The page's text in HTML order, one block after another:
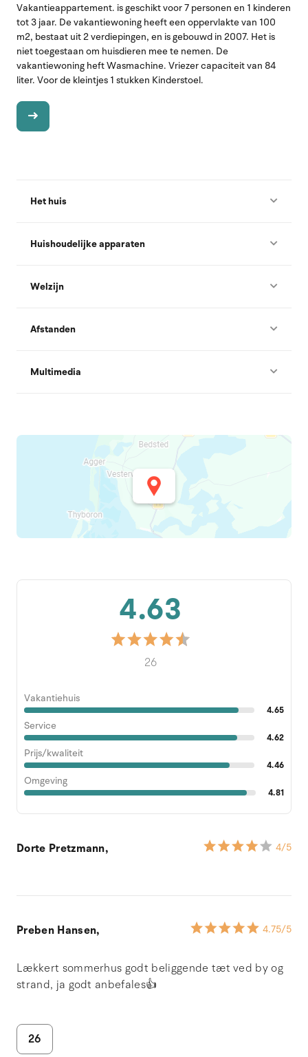
Vakantieappartement. is geschikt voor 7 personen en 1 kinderen
tot 3 jaar. De vakantiewoning heeft een oppervlakte van 100
m2, bestaat uit 2 verdiepingen, en is gebouwd in 2007. Het is
niet toegestaan om huisdieren mee te nemen. De
vakantiewoning heft Wasmachine. Vriezer capaciteit van 84
liter. Voor de kleintjes 1 stukken Kinderstoel.
Het huis
Huishoudelijke apparaten
Welzijn
Afstanden
Multimedia
4.63
26
Vakantiehuis
4.65
Service
4.62
Prijs/kwaliteit
4.46
Omgeving
4.81
Dorte Pretzmann, 4/5
Preben Hansen, 4.75/5
Lækkert sommerhus godt beliggende tæt ved by og
strand, ja godt anbefales👍
26